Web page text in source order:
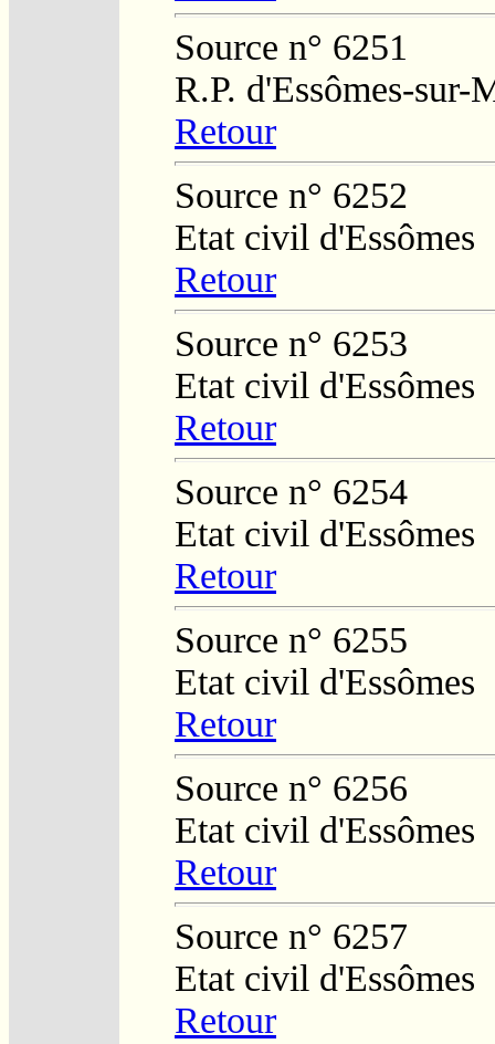
Source n° 6251
R.P. d'Essômes-sur-
Retour
Source n° 6252
Etat civil d'Essômes
Retour
Source n° 6253
Etat civil d'Essômes
Retour
Source n° 6254
Etat civil d'Essômes
Retour
Source n° 6255
Etat civil d'Essômes
Retour
Source n° 6256
Etat civil d'Essômes
Retour
Source n° 6257
Etat civil d'Essômes
Retour